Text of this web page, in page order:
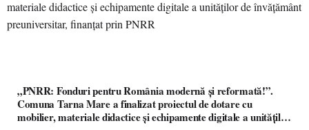
„PNRR: Fonduri pentru România modernă și reformată!”.
Comuna Tarna Mare a finalizat proiectul de dotare cu
mobilier, materiale didactice și echipamente digitale a unităților